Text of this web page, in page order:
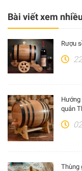
Bài viết xem
Rượu
quản
Thùng